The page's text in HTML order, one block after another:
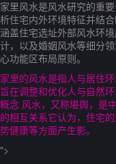
家里风水是风水研究的重
析住宅内外环境特征并结
涵盖住宅选址外部风水环
计，以及婚姻风水等细分
心功能区布局原则。
家里的风水是指人与居住
旨在调整和优化人与自然
概念 风水，又称堪舆，是
的相互关系它认为，住宅
势健康等方面产生影。
">